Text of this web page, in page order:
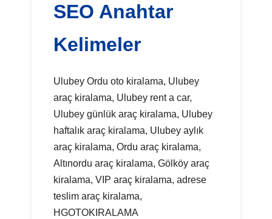
SEO Anahtar
Kelimeler
Ulubey Ordu oto kiralama, Ulubey
araç kiralama, Ulubey rent a car,
Ulubey günlük araç kiralama, Ulubey
haftalık araç kiralama, Ulubey aylık
araç kiralama, Ordu araç kiralama,
Altınordu araç kiralama, Gölköy araç
kiralama, VIP araç kiralama, adrese
teslim araç kiralama,
HGOTOKIRALAMA